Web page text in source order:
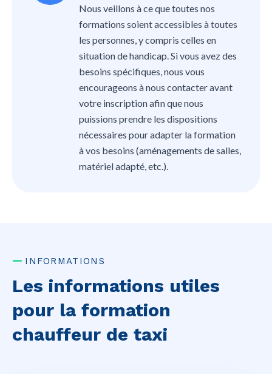
Nous veillons à ce que toutes nos
formations soient accessibles à toutes
les personnes, y compris celles en
situation de handicap. Si vous avez des
besoins spécifiques, nous vous
encourageons à nous contacter avant
votre inscription afin que nous
puissions prendre les dispositions
nécessaires pour adapter la formation
à vos besoins (aménagements de salles,
matériel adapté, etc.).
INFORMATIONS
Les informations utiles
pour la formation
chauffeur de taxi